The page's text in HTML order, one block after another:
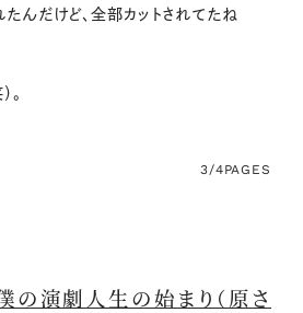
んだけど、全部カットされてたね
。
3/4PAGES
の演劇人生の始まり（原さ